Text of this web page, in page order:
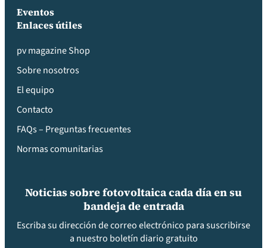
Eventos
Enlaces útiles
pv magazine Shop
Sobre nosotros
El equipo
Contacto
FAQs – Preguntas frecuentes
Normas comunitarias
Noticias sobre fotovoltaica cada día en su
bandeja de entrada
Escriba su dirección de correo electrónico para suscribirse
a nuestro boletín diario gratuito